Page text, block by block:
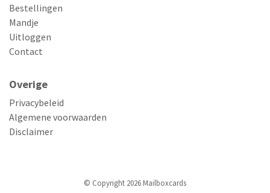
Bestellingen
Mandje
Uitloggen
Contact
Overige
Privacybeleid
Algemene voorwaarden
Disclaimer
© Copyright 2026 Mailboxcards